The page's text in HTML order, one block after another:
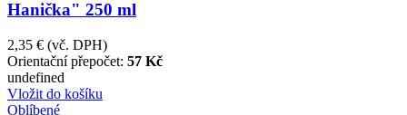
Hanička" 250 ml
2,35 € (vč. DPH)
Orientační přepočet: 57 Kč
undefined
Vložit do košíku
Oblíbené